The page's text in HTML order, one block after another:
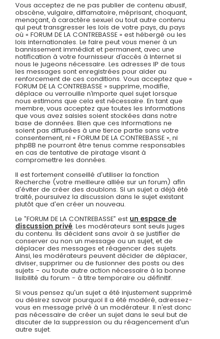
Vous acceptez de ne pas publier de contenu abusif,
obscène, vulgaire, diffamatoire, méprisant, choquant,
menaçant, à caractère sexuel ou tout autre contenu
qui peut transgresser les lois de votre pays, du pays
où « FORUM DE LA CONTREBASSE » est hébergé ou les
lois internationales. Le faire peut vous mener à un
bannissement immédiat et permanent, avec une
notification à votre fournisseur d’accès à Internet si
nous le jugeons nécessaire. Les adresses IP de tous
les messages sont enregistrées pour aider au
renforcement de ces conditions. Vous acceptez que «
FORUM DE LA CONTREBASSE » supprime, modifie,
déplace ou verrouille n’importe quel sujet lorsque
nous estimons que cela est nécessaire. En tant que
membre, vous acceptez que toutes les informations
que vous avez saisies soient stockées dans notre
base de données. Bien que ces informations ne
soient pas diffusées à une tierce partie sans votre
consentement, ni « FORUM DE LA CONTREBASSE », ni
phpBB ne pourront être tenus comme responsables
en cas de tentative de piratage visant à
compromettre les données.
Il est fortement conseillé d'utiliser la fonction
Recherche (votre meilleure alliée sur un forum) afin
d'éviter de créer des doublons. Si un sujet a déjà été
traité, poursuivez la discussion dans le sujet existant
plutôt que d'en créer un nouveau.
Le ”FORUM DE LA CONTREBASSE” est un espace de
discussion privé. Les modérateurs sont seuls juges
du contenu. Ils décident sans avoir à se justifier de
conserver ou non un message ou un sujet, et de
déplacer des messages et réagencer des sujets.
Ainsi, les modérateurs peuvent décider de déplacer,
diviser, supprimer ou de fusionner des posts ou des
sujets - ou toute autre action nécessaire à la bonne
lisibilité du forum - à titre temporaire ou définitif.
Si vous pensez qu'un sujet a été injustement supprimé
ou désirez savoir pourquoi il a été modéré, adressez-
vous en message privé à un modérateur. Il n’est donc
pas nécessaire de créer un sujet dans le seul but de
discuter de la suppression ou du réagencement d'un
autre sujet.